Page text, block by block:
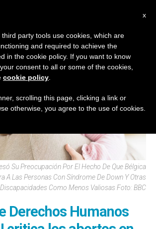
Su Preocupación Por El Hecho De Que Bélgica
A Las Personas Con Síndrome De Down Y Otras
Discapacidades Como Menos Valiosas Foto: BBC
Derechos Humanos
x
party tools use cookies, which are
and required to achieve the
in the cookie policy. If you want to know
consent to all or some of the cookies,
cookie policy
scrolling this page, clicking a link or
otherwise, you agree to the use of cookies.